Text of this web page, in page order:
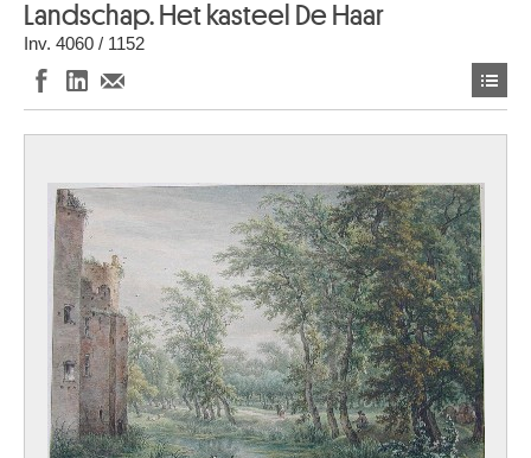
Landschap. Het kasteel De Haar
Inv. 4060 / 1152